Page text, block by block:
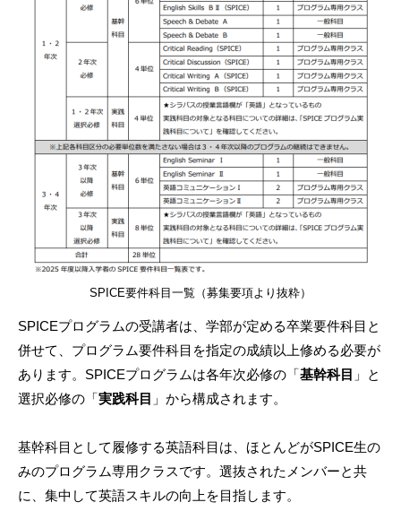
SPICE要件科目一覧（募集要項より抜粋）
SPICEプログラムの受講者は、学部が定める卒業要件科目と
併せて、プログラム要件科目を指定の成績以上修める必要が
あります。SPICEプログラムは各年次必修の「基幹科目 」と
選択必修の「実践科目 」から構成されます。
基幹科目として履修する英語科目は、ほとんどがSPICE生の
みのプログラム専用クラスです。選抜されたメンバーと共
に、集中して英語スキルの向上を目指します。